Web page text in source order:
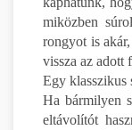
miközben
rongyot is
vissza az adott
Egy klasszikus
Ha bármilyen
eltávolítót